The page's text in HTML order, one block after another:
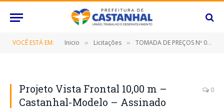
VOCÊ ESTÁ EM: Inicio » Licitações » TOMADA DE PREÇOS Nº 002/2023-PMC (Contratação de empresa especializada para construção de uma ponte de concreto armado na 6ª. Rua Princesa Izabel no Bairro Caiçara, neste Município de Castanhal/Pará)
Projeto Vista Frontal 10,00 m –
Castanhal-Modelo – Assinado
0